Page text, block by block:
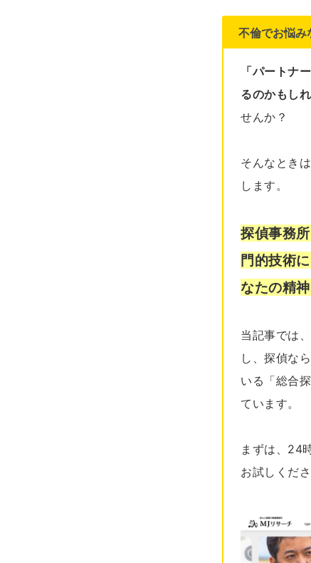
不倫でお悩み
「パートナ
るのかもし
せんか？
そんなとき
します。
探偵事務
門的技術
なたの精
当記事では
し、探偵な
いる「総合
ています。
まずは、24
お試しくださ